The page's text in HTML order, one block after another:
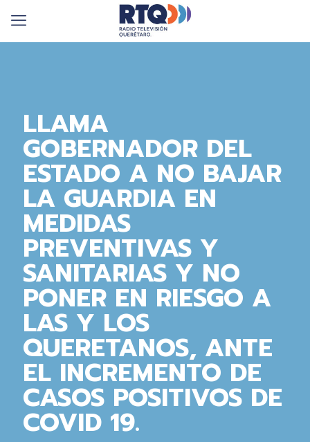
LLAMA
GOBERNADOR DEL
ESTADO A NO BAJAR
LA GUARDIA EN
MEDIDAS
PREVENTIVAS Y
SANITARIAS Y NO
PONER EN RIESGO A
LAS Y LOS
QUERETANOS, ANTE
EL INCREMENTO DE
CASOS POSITIVOS DE
COVID 19.